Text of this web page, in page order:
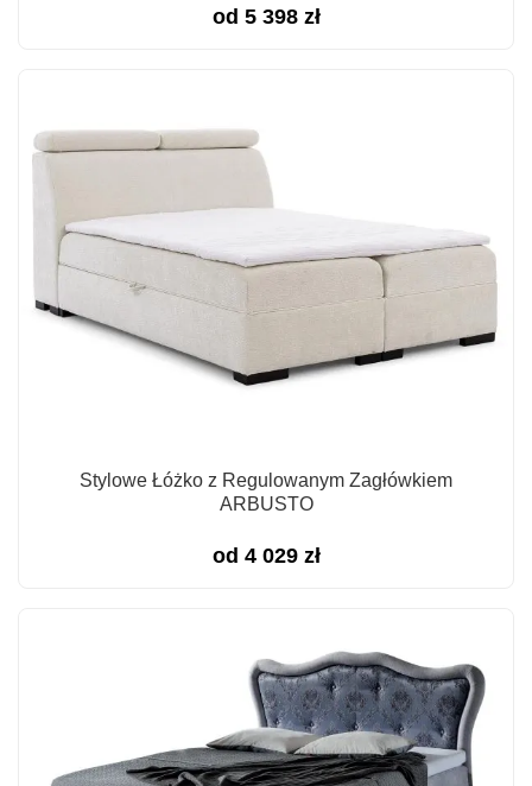
od 5 398 zł
Stylowe Łóżko z Regulowanym Zagłówkiem
ARBUSTO
od 4 029 zł